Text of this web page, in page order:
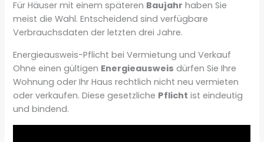
Für Häuser mit einem späteren Baujahr haben Sie
meist die Wahl. Entscheidend sind verfügbare
Verbrauchsdaten der letzten drei Jahre.
Energieausweis-Pflicht bei Vermietung und Verkauf
Ohne einen gültigen Energieausweis dürfen Sie Ihre
Wohnung oder Ihr Haus rechtlich nicht neu vermieten
oder verkaufen. Diese gesetzliche Pflicht ist eindeutig
und bindend.